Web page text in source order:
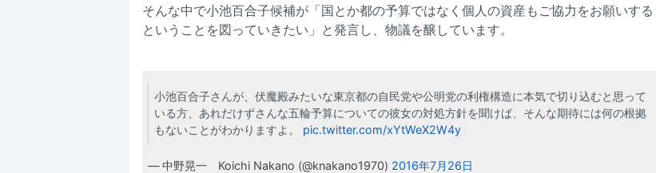
そんな中で小池百合子候補が「国とか都の予算ではなく個人の資産もご協力をお願いする
ということを図っていきたい」と発言し、物議を醸しています。
小池百合子さんが、伏魔殿みたいな東京都の自民党や公明党の利権構造に本気で切り込むと思って
いる方、あれだけずさんな五輪予算についての彼女の対処方針を聞けば、そんな期待には何の根拠
もないことがわかりますよ。 pic.twitter.com/xYtWeX2W4y
— 中野晃一 Koichi Nakano (@knakano1970) 2016年7月26日